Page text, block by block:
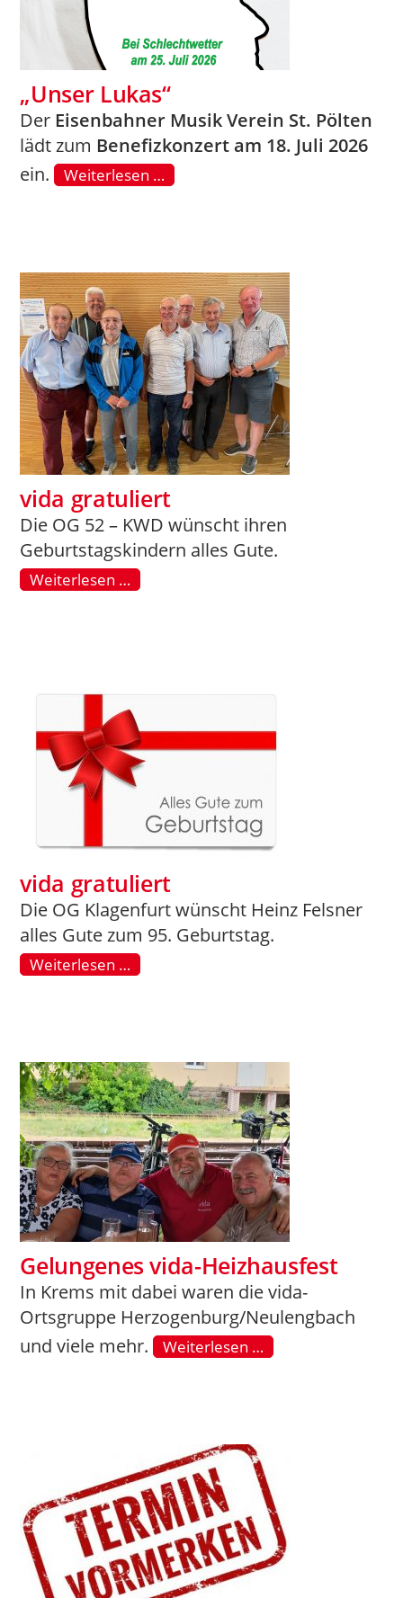
„Unser Lukas“
Der Eisenbahner Musik Verein St. Pölten
lädt zum Benefizkonzert am 18. Juli 2026
ein. Weiterlesen …
vida gratuliert
Die OG 52 – KWD wünscht ihren
Geburtstagskindern alles Gute.
Weiterlesen …
vida gratuliert
Die OG Klagenfurt wünscht Heinz Felsner
alles Gute zum 95. Geburtstag.
Weiterlesen …
Gelungenes vida-Heizhausfest
In Krems mit dabei waren die vida-
Ortsgruppe Herzogenburg/Neulengbach
und viele mehr. Weiterlesen …